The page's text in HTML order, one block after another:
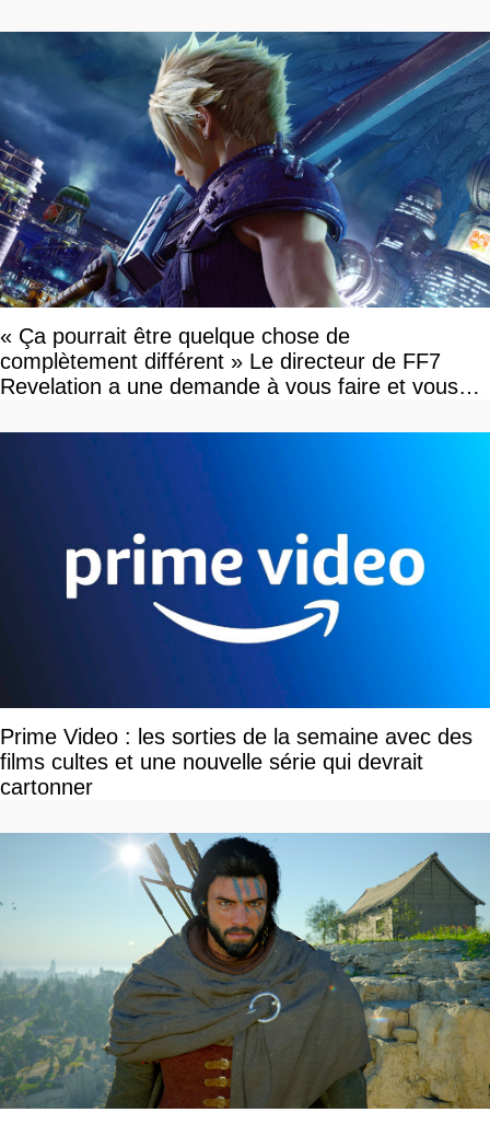
« Ça pourrait être quelque chose de
complètement différent » Le directeur de FF7
Revelation a une demande à vous faire et vous
Prime Video : les sorties de la semaine avec des
films cultes et une nouvelle série qui devrait
cartonner